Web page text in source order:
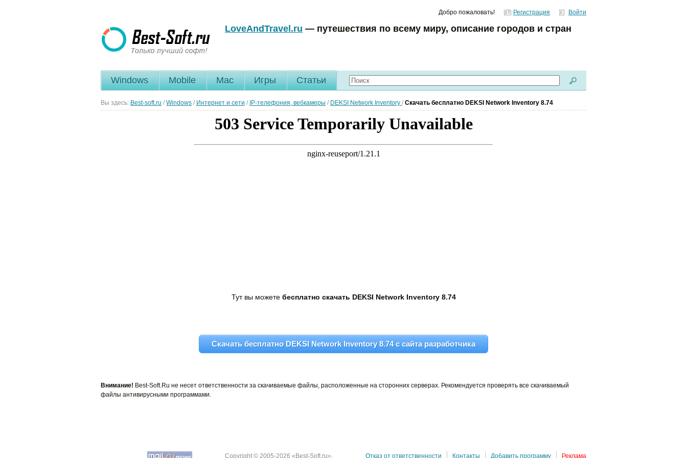
Добро пожаловать! Регистрация Войти
LoveAndTravel.ru — путешествия по всему миру, описание городов и стран
Windows Mobile Mac Игры Статьи
Вы здесь: Best-soft.ru / Windows / Интернет и сети / IP-телефония, вебкамеры / DEKSI Network Inventory / Скачать бесплатно DEKSI Network Inventory 8.74
Тут вы можете бесплатно скачать DEKSI Network Inventory 8.74
Скачать бесплатно DEKSI Network Inventory 8.74 c сайта разработчика
Внимание! Best-Soft.Ru не несет ответственности за скачиваемые файлы, расположенные на сторонних серверах. Рекомендуется проверять все скачиваемый
файлы антивирусными программами.
Copyright © 2005-2026 «Best-Soft.ru». Отказ от ответственности Контакты Добавить программу Реклама